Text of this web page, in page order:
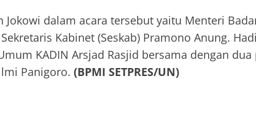
dalam acara tersebut yaitu Menteri
Kabinet (Seskab) Pramono Anung.
KADIN Arsjad Rasjid bersama dengan
Panigoro. (BPMI SETPRES/UN)